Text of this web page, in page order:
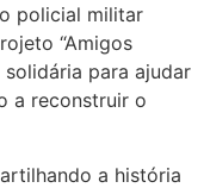
policial militar
“Amigos
solidária para ajudar
a reconstruir o
a história